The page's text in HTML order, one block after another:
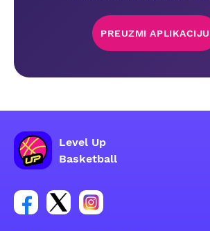
PREUZMI APLIKACIJU
Level Up
Basketball
Poveznica za Facebook grupu
Poveznica za Twitter grupu
Poveznica za Instagram